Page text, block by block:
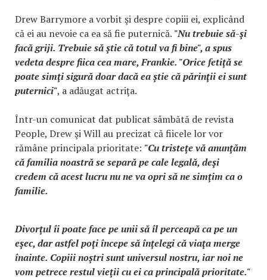
Drew Barrymore a vorbit şi despre copiii ei, explicând
că ei au nevoie ca ea să fie puternică. "Nu trebuie să-şi
facă griji. Trebuie să ştie că totul va fi bine", a spus
vedeta despre fiica cea mare, Frankie. "Orice fetiţă se
poate simţi sigură doar dacă ea ştie că părinţii ei sunt
puternici", a adăugat actriţa.
Într-un comunicat dat publicat sâmbătă de revista
People, Drew şi Will au precizat că fiicele lor vor
rămâne principala prioritate: "Cu tristeţe vă anunţăm
că familia noastră se separă pe cale legală, deşi
credem că acest lucru nu ne va opri să ne simţim ca o
familie.
Divorţul îi poate face pe unii să îl perceapă ca pe un
eşec, dar astfel poţi începe să înţelegi că viaţa merge
înainte. Copiii noştri sunt universul nostru, iar noi ne
vom petrece restul vieţii cu ei ca principală prioritate."